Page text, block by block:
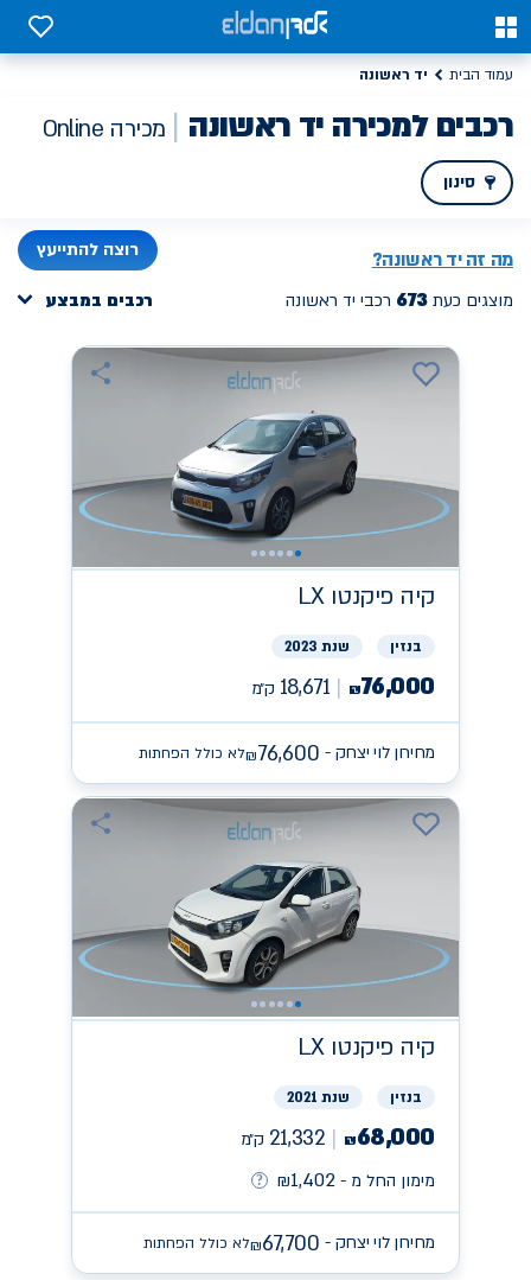
0
0
עמוד הבית יד ראשונה
רכבים למכירה יד ראשונה מכירה Online
סינון
מה זהיד ראשונה? רוצה להתייעץ
מוצגים כעת רכבי יד ראשונה רכבים במבצע
קיה פיקנטו LX
בנזין שנת 2023
₪76,000
18,671 ק״מ
מחירון לוי יצחק - ₪76,600 לא כולל הפחתות
קיה פיקנטו LX
בנזין שנת 2021
₪68,000
21,332 ק״מ
מימון החל מ -
₪1,402
מחירון לוי יצחק - ₪67,700 לא כולל הפחתות